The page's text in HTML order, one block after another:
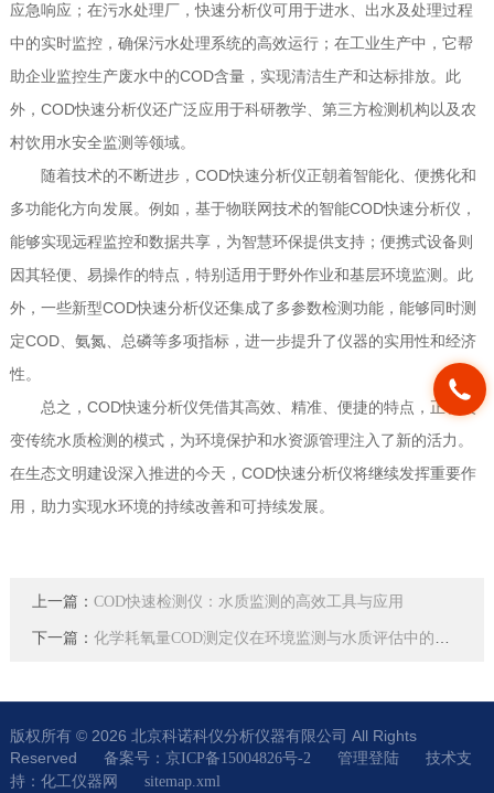
应急响应；在污水处理厂，快速分析仪可用于进水、出水及处理过程
中的实时监控，确保污水处理系统的高效运行；在工业生产中，它帮
助企业监控生产废水中的COD含量，实现清洁生产和达标排放。此
外，COD快速分析仪还广泛应用于科研教学、第三方检测机构以及农
村饮用水安全监测等领域。
随着技术的不断进步，COD快速分析仪正朝着智能化、便携化和
多功能化方向发展。例如，基于物联网技术的智能COD快速分析仪，
能够实现远程监控和数据共享，为智慧环保提供支持；便携式设备则
因其轻便、易操作的特点，特别适用于野外作业和基层环境监测。此
外，一些新型COD快速分析仪还集成了多参数检测功能，能够同时测
定COD、氨氮、总磷等多项指标，进一步提升了仪器的实用性和经济
性。
总之，COD快速分析仪凭借其高效、精准、便捷的特点，正在改
变传统水质检测的模式，为环境保护和水资源管理注入了新的活力。
在生态文明建设深入推进的今天，COD快速分析仪将继续发挥重要作
用，助力实现水环境的持续改善和可持续发展。
上一篇： COD快速检测仪：水质监测的高效工具与应用
下一篇： 化学耗氧量COD测定仪在环境监测与水质评估中的应用
版权所有 © 2026 北京科诺科仪分析仪器有限公司 All Rights
Reserved 备案号：京ICP备15004826号-2 管理登陆技术支
持： 化工仪器网 sitemap.xml